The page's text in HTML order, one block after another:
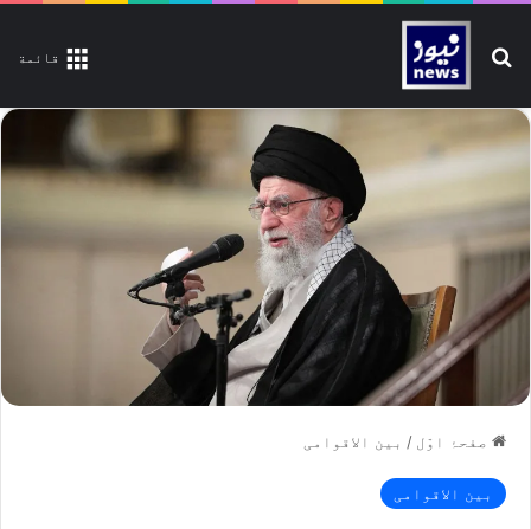
قائمة تلاش کیجیے
صفحۂ اوّل / بین الاقوامی
بین الاقوامی